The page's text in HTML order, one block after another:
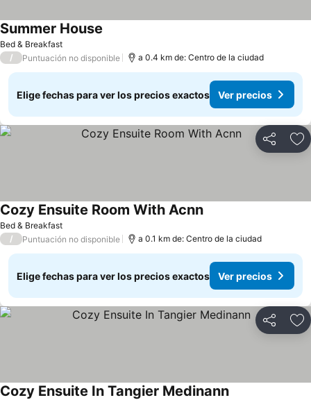
Bed & Breakfast
Summer House
/ Puntuación no disponible a 0.4 km de: Centro de la ciudad
Elige fechas para ver los precios exactos Ver precios
Compartir
Bed & Breakfast
Cozy Ensuite Room With Acnn
/ Puntuación no disponible a 0.1 km de: Centro de la ciudad
Elige fechas para ver los precios exactos Ver precios
Compartir
Cozy Ensuite In Tangier Medinann